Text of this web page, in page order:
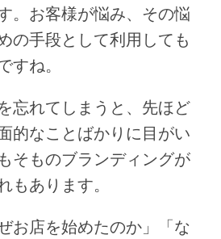
。お客様が悩み、その悩
の手段として利用しても
すね。
忘れてしまうと、先ほど
的なことばかりに目がい
そものブランディングが
もあります。
お店を始めたのか」「な